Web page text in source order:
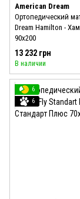
American Dream
Ортопедический
Dream Hamilton -
90x200
13 232 грн
В наличии
6
6